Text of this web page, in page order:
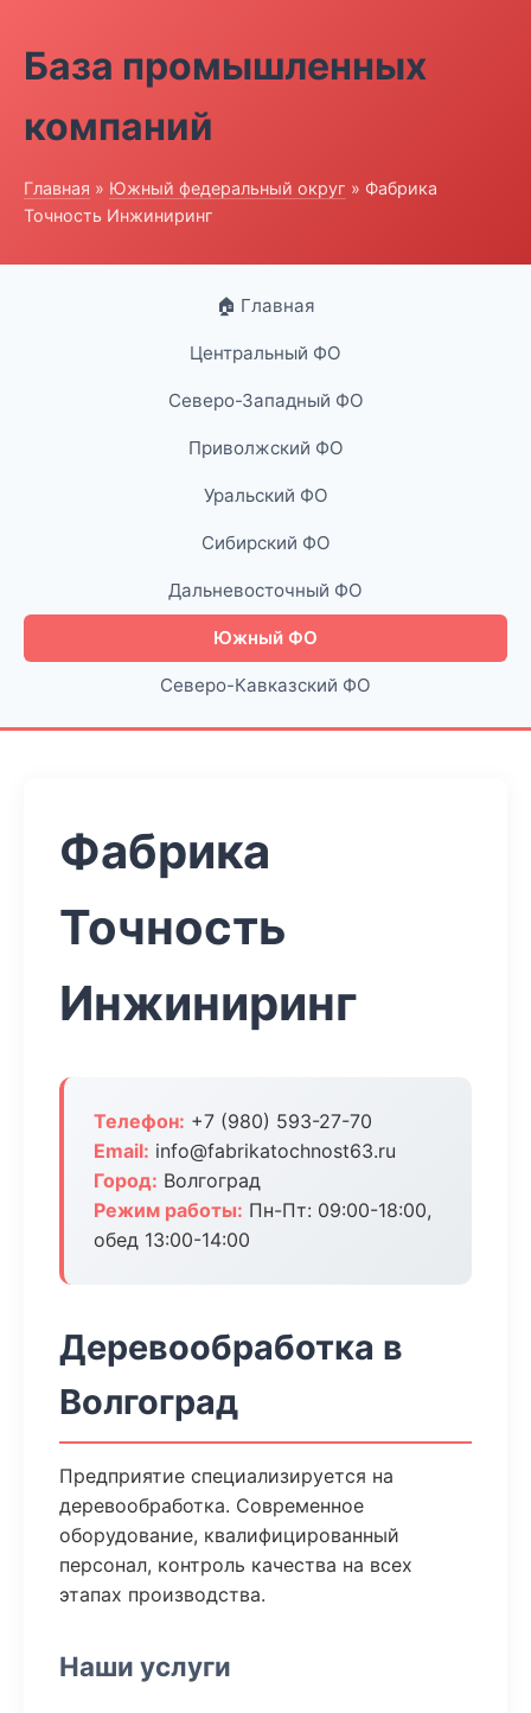
База промышленных
компаний
Главная » Южный федеральный округ » Фабрика
Точность Инжиниринг
🏠 Главная
Центральный ФО
Северо-Западный ФО
Приволжский ФО
Уральский ФО
Сибирский ФО
Дальневосточный ФО
Южный ФО
Северо-Кавказский ФО
Фабрика
Точность
Инжиниринг
Телефон: +7 (980) 593-27-70
Email: info@fabrikatochnost63.ru
Город: Волгоград
Режим работы: Пн-Пт: 09:00-18:00,
обед 13:00-14:00
Деревообработка в
Волгоград
Предприятие специализируется на
деревообработка. Современное
оборудование, квалифицированный
персонал, контроль качества на всех
этапах производства.
Наши услуги